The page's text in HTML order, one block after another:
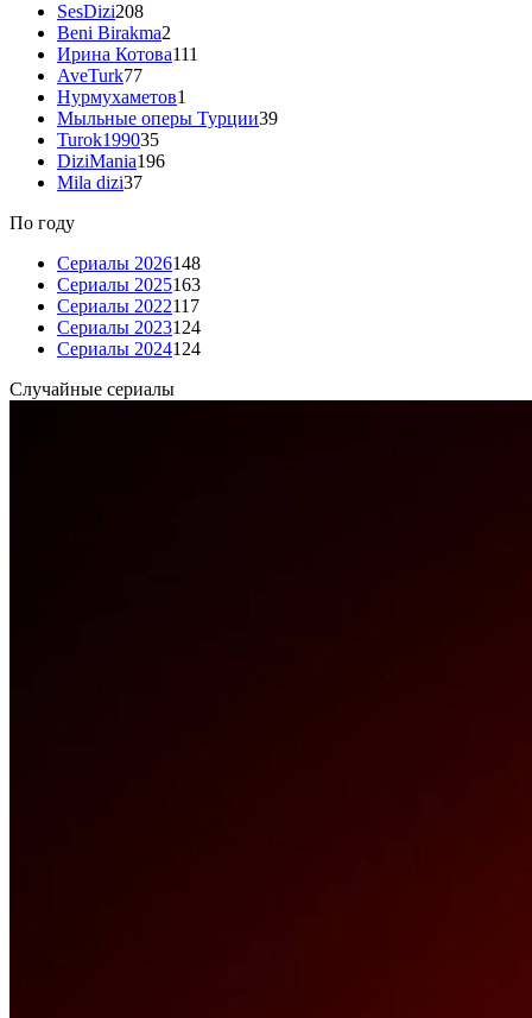
SesDizi208
Beni Birakma2
Ирина Котова111
AveTurk77
Нурмухаметов1
Мыльные оперы Турции39
Turok199035
DiziMania196
Mila dizi37
По году
Сериалы 2026148
Сериалы 2025163
Сериалы 2022117
Сериалы 2023124
Сериалы 2024124
Случайные сериалы